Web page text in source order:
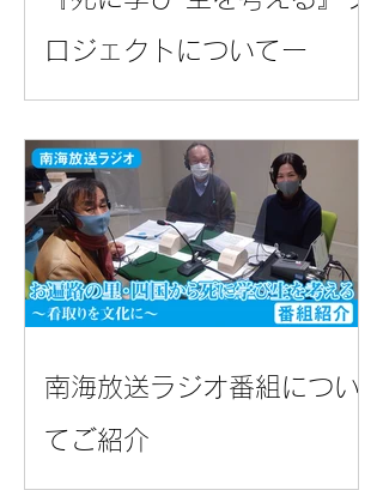
ロジェクトについてー
南海放送ラジオ番組につい
てご紹介